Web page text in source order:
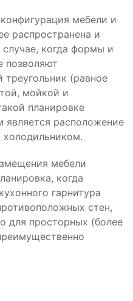
мебели и
распространена и
случае, когда формы и
позволяют
(равное
мойкой и
планировке
является расположение
мебели
когда
гарнитура
стен,
для просторных (более